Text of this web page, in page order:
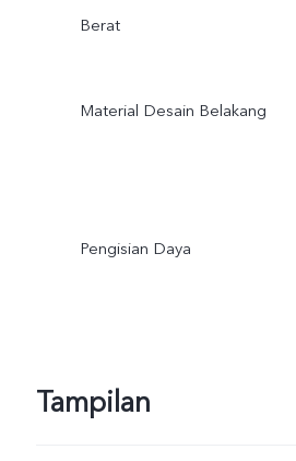
Berat
Material Desain Belakang
Pengisian Daya
Tampilan